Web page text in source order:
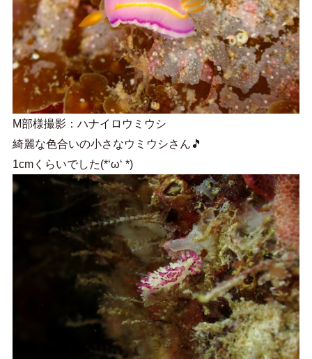
M部様撮影：ハナイロウミウシ
綺麗な色合いの小さなウミウシさん🎵
1cmくらいでした(*‘ω‘ *)